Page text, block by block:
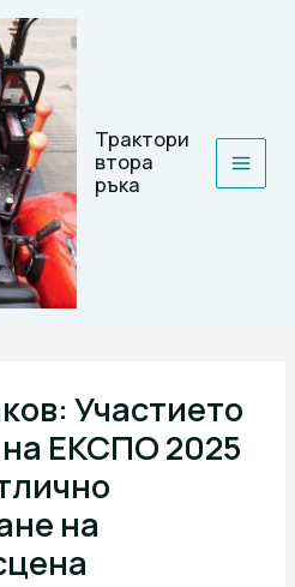
Трактори
втора
ръка
Участието
ЕКСПО 2025
на